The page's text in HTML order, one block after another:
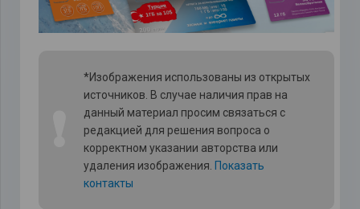
*Изображения использованы из открытых
источников. В случае наличия прав на
данный материал просим связаться с
редакцией для решения вопроса о
корректном указании авторства или
удаления изображения. Показать
контакты